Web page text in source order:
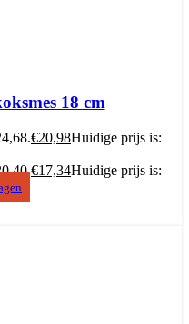
18 cm
€20,98Huidige prijs is:
€17,34Huidige prijs is: